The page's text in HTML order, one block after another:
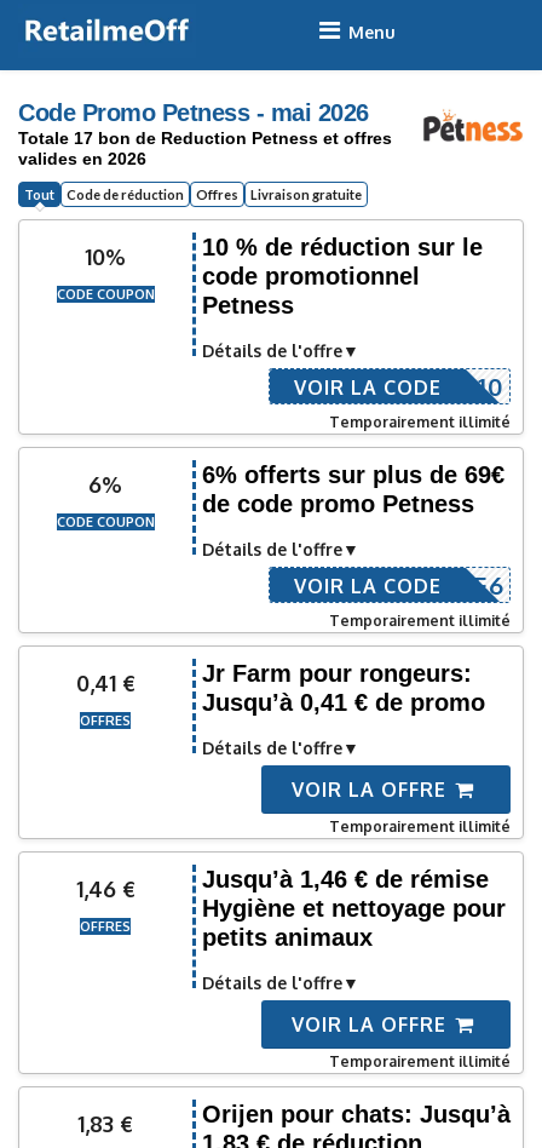
Skip
content
Code Promo Petness - mai 2026
Totale 17 bon de Reduction Petness et offres
valides en 2026
Tout Code de réduction Offres Livraison gratuite
10%
CODE COUPON
10 % de réduction sur le
code promotionnel
Petness
Détails de l'offre
EXTRA10
VOIR LA CODE
Temporairement illimité
6%
CODE COUPON
6% offerts sur plus de 69€
de code promo Petness
Détails de l'offre
SAVE6
VOIR LA CODE
Temporairement illimité
0,41 €
OFFRES
Jr Farm pour rongeurs:
Jusqu’à 0,41 € de promo
Détails de l'offre
VOIR LA OFFRE
Temporairement illimité
1,46 €
OFFRES
Jusqu’à 1,46 € de rémise
Hygiène et nettoyage pour
petits animaux
Détails de l'offre
VOIR LA OFFRE
Temporairement illimité
1,83 €
Orijen pour chats: Jusqu’à